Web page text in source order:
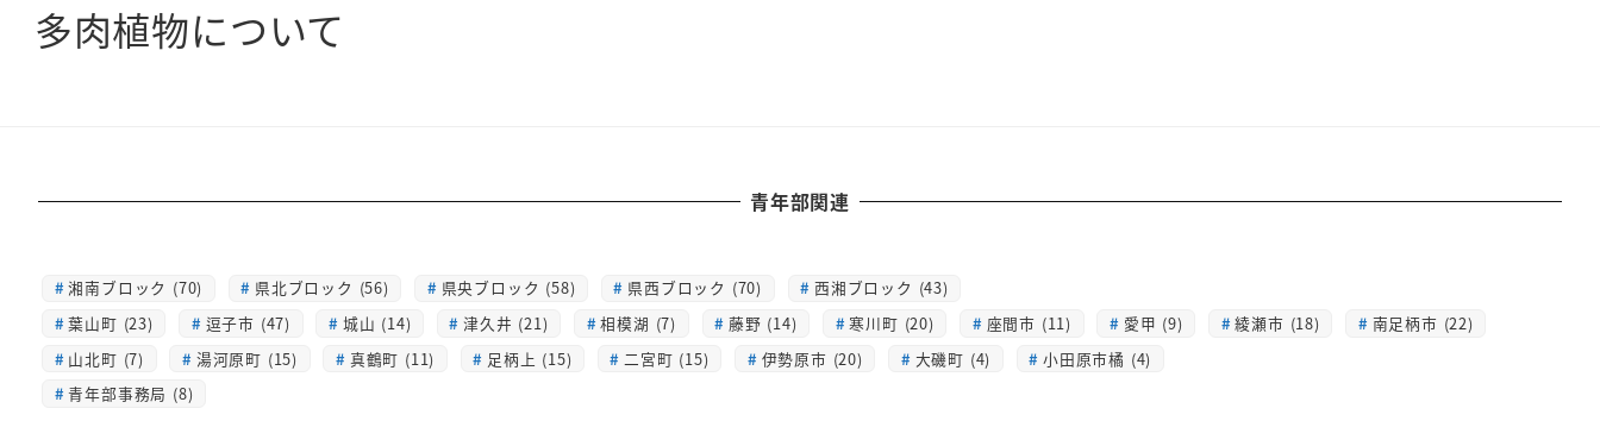
多肉植物について
青年部関連
湘南ブロック (70) 県北ブロック (56) 県央ブロック (58) 県西ブロック (70)
西湘ブロック (43)
葉山町 (23)
逗子市 (47) 城山 (14) 津久井 (21) 相模湖 (7) 藤野 (14) 寒川町 (20) 座間市 (11) 愛甲 (9) 綾瀬市 (18)
南足柄市 (22)
山北町 (7)
湯河原町 (15) 真鶴町 (11) 足柄上 (15) 二宮町 (15) 伊勢原市 (20) 大磯町 (4)
小田原市橘 (4)
青年部事務局 (8)